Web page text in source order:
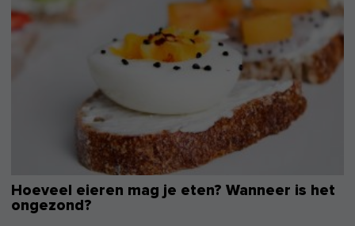
Hoeveel eieren mag je eten? Wanneer is het
ongezond?